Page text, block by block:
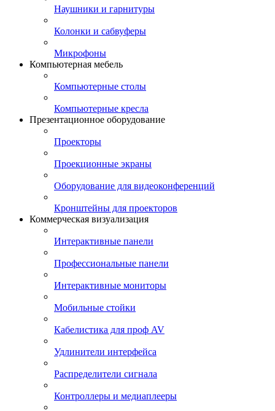
Наушники и гарнитуры
Колонки и сабвуферы
Микрофоны
Компьютерная мебель
Компьютерные столы
Компьютерные кресла
Презентационное оборудование
Проекторы
Проекционные экраны
Оборудование для видеоконференций
Кронштейны для проекторов
Коммерческая визуализация
Интерактивные панели
Профессиональные панели
Интерактивные мониторы
Мобильные стойки
Кабелистика для проф AV
Удлинители интерфейса
Распределители сигнала
Контроллеры и медиаплееры